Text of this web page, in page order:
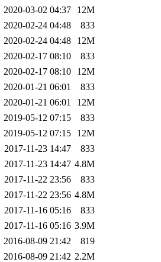
2020-03-02 04:37
12M
2020-02-24 04:48
833
2020-02-24 04:48
12M
2020-02-17 08:10
833
2020-02-17 08:10
12M
2020-01-21 06:01
833
2020-01-21 06:01
12M
2019-05-12 07:15
833
2019-05-12 07:15
12M
2017-11-23 14:47
833
2017-11-23 14:47 4.8M
2017-11-22 23:56
833
2017-11-22 23:56 4.8M
2017-11-16 05:16
833
2017-11-16 05:16 3.9M
2016-08-09 21:42
819
2016-08-09 21:42 2.2M